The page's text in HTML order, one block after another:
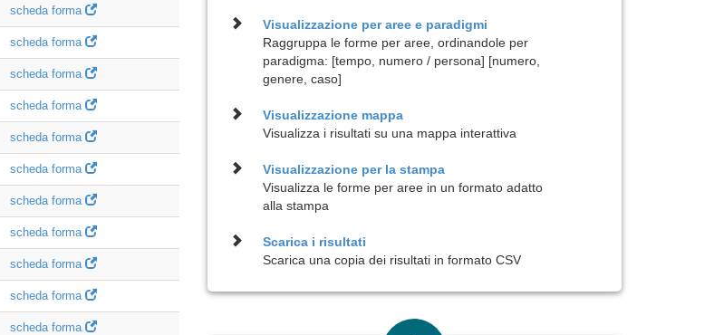
scheda forma
scheda forma
scheda forma
scheda forma
scheda forma
scheda forma
scheda forma
scheda forma
scheda forma
scheda forma
scheda forma
Visualizzazione peraree e paradigmi
Raggruppa le forme per aree, ordinandole per
paradigma: [tempo, numero / persona] [numero,
genere, caso]
Visualizzazione mappa
Visualizza i risultati su una mappa interattiva
Visualizzazione per la stampa
Visualizza le forme per aree in un formato adatto
alla stampa
Scarica i risultati
Scarica una copia dei risultati in formato CSV